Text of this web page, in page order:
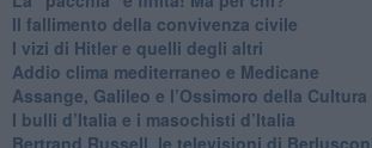
​Il fallimento della convivenza civile
​I vizi di Hitler e quelli degli altri
Addio clima mediterraneo e Medicane
​Assange, Galileo e l’Ossimoro della Cultura
​I bulli d’Italia e i masochisti d’Italia
​Bertrand Russell, le televisioni di Berlusconi